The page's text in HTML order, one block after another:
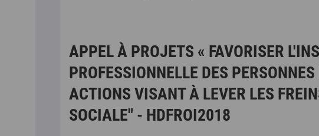
APPEL À PROJETS « FAVORISER
PROFESSIONNELLE DES
ACTIONS VISANT À LEVER LES
SOCIALE" - HDFROI2018